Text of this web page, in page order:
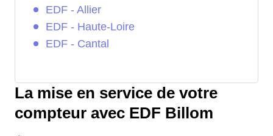
EDF - Allier
EDF - Haute-Loire
EDF - Cantal
La mise en service de votre
compteur avec EDF Billom